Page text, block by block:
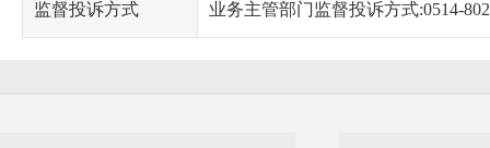
监督投诉方式 业务主管部门监督投诉方式:0514-